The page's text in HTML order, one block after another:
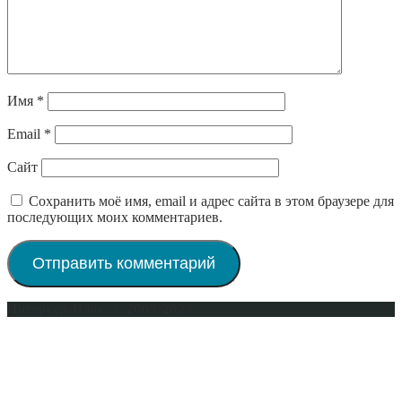
Имя *
Email *
Сайт
Сохранить моё имя, email и адрес сайта в этом браузере для
последующих моих комментариев.